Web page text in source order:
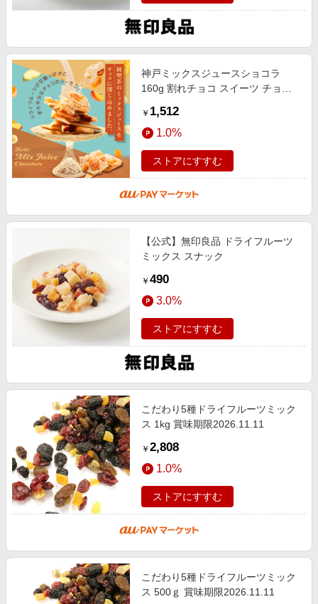
神戸ミックスジュースショコラ
160g 割れチョコ スイーツ チョコ
トチョコ ドライフルーツ お菓子 手
土
￥ 1,512
1.0%
ストアにすすむ
【公式】無印良品 ドライフルーツ
ミックス スナック
￥ 490
3.0%
ストアにすすむ
こだわり5種ドライフルーツミック
ス 1kg 賞味期限2026.11.11
￥ 2,808
1.0%
ストアにすすむ
こだわり5種ドライフルーツミック
ス 500ｇ 賞味期限2026.11.11